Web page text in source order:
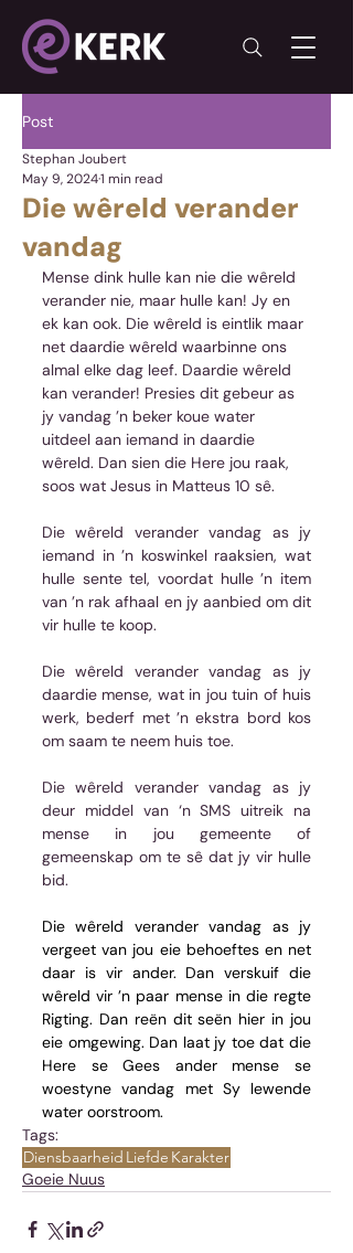
Post
Die wêreld verander
vandag
Stephan Joubert
May 9, 20241 min read
Mense dink hulle kan nie die wêreld
verander nie, maar hulle kan! Jy en
ek kan ook. Die wêreld is eintlik maar
net daardie wêreld waarbinne ons
almal elke dag leef. Daardie wêreld
kan verander! Presies dit gebeur as
jy vandag ’n beker koue water
uitdeel aan iemand in daardie
wêreld. Dan sien die Here jou raak,
soos wat Jesus in Matteus 10 sê.
Die wêreld verander vandag as jy
iemand in ’n koswinkel raaksien, wat
hulle sente tel, voordat hulle ’n item
van ’n rak afhaal en jy aanbied om dit
vir hulle te koop.
Die wêreld verander vandag as jy
daardie mense, wat in jou tuin of huis
werk, bederf met ’n ekstra bord kos
om saam te neem huis toe.
Die wêreld verander vandag as jy
deur middel van ‘n SMS uitreik na
mense in jou gemeente of
gemeenskap om te sê dat jy vir hulle
bid.
Die wêreld verander vandag as jy
vergeet van jou eie behoeftes en net
daar is vir ander. Dan verskuif die
wêreld vir ’n paar mense in die regte
Rigting. Dan reën dit seën hier in jou
eie omgewing. Dan laat jy toe dat die
Here se Gees ander mense se
woestyne vandag met Sy lewende
water oorstroom.
Tags:
Diensbaarheid Liefde Karakter
Goeie Nuus